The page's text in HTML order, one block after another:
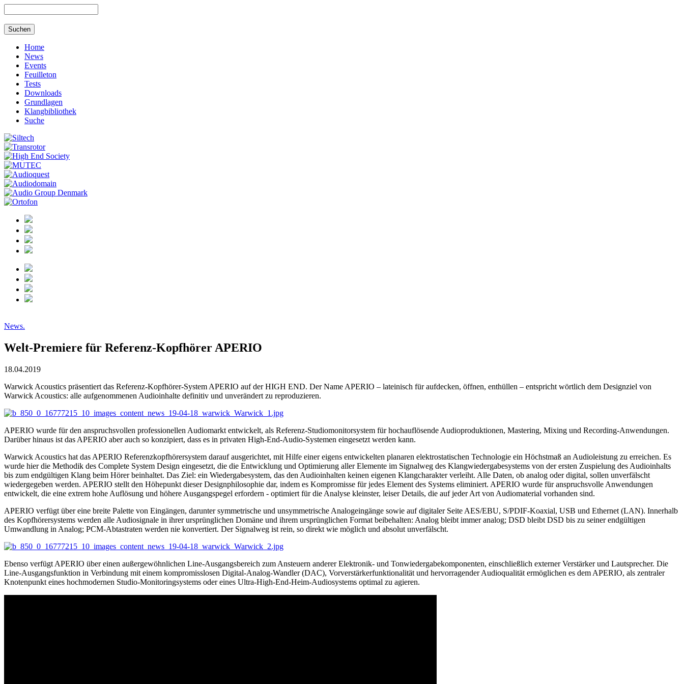
Home
News
Events
Feuilleton
Tests
Downloads
Grundlagen
Klangbibliothek
Suche
News.
Welt-Premiere für Referenz-Kopfhörer APERIO
18.04.2019
Warwick Acoustics präsentiert das Referenz-Kopfhörer-System APERIO auf der HIGH END. Der Name APERIO – lateinisch für aufdecken, öffnen, enthüllen – entspricht wörtlich dem Designziel von
Warwick Acoustics: alle aufgenommenen Audioinhalte definitiv und unverändert zu reproduzieren.
APERIO wurde für den anspruchsvollen professionellen Audiomarkt entwickelt, als Referenz-Studiomonitorsystem für hochauflösende Audioproduktionen, Mastering, Mixing und Recording-Anwendungen.
Darüber hinaus ist das APERIO aber auch so konzipiert, dass es in privaten High-End-Audio-Systemen eingesetzt werden kann.
Warwick Acoustics hat das APERIO Referenzkopfhörersystem darauf ausgerichtet, mit Hilfe einer eigens entwickelten planaren elektrostatischen Technologie ein Höchstmaß an Audioleistung zu erreichen. Es
wurde hier die Methodik des Complete System Design eingesetzt, die die Entwicklung und Optimierung aller Elemente im Signalweg des Klangwiedergabesystems von der ersten Zuspielung des Audioinhalts
bis zum endgültigen Klang beim Hörer beinhaltet. Das Ziel: ein Wiedergabesystem, das den Audioinhalten keinen eigenen Klangcharakter verleiht. Alle Daten, ob analog oder digital, sollen unverfälscht
wiedergegeben werden. APERIO stellt den Höhepunkt dieser Designphilosophie dar, indem es Kompromisse für jedes Element des Systems eliminiert. APERIO wurde für anspruchsvolle Anwendungen
entwickelt, die eine extrem hohe Auflösung und höhere Ausgangspegel erfordern - optimiert für die Analyse kleinster, leiser Details, die auf jeder Art von Audiomaterial vorhanden sind.
APERIO verfügt über eine breite Palette von Eingängen, darunter symmetrische und unsymmetrische Analogeingänge sowie auf digitaler Seite AES/EBU, S/PDIF-Koaxial, USB und Ethernet (LAN). Innerhalb
des Kopfhörersystems werden alle Audiosignale in ihrer ursprünglichen Domäne und ihrem ursprünglichen Format beibehalten: Analog bleibt immer analog; DSD bleibt DSD bis zu seiner endgültigen
Umwandlung in Analog; PCM-Abtastraten werden nie konvertiert. Der Signalweg ist rein, so direkt wie möglich und absolut unverfälscht.
Ebenso verfügt APERIO über einen außergewöhnlichen Line-Ausgangsbereich zum Ansteuern anderer Elektronik- und Tonwiedergabekomponenten, einschließlich externer Verstärker und Lautsprecher. Die
Line-Ausgangsfunktion in Verbindung mit einem kompromisslosen Digital-Analog-Wandler (DAC), Vorverstärkerfunktionalität und hervorragender Audioqualität ermöglichen es dem APERIO, als zentraler
Knotenpunkt eines hochmodernen Studio-Monitoringsystems oder eines Ultra-High-End-Heim-Audiosystems optimal zu agieren.